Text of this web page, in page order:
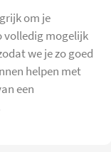
om je
volledig mogelijk
we je zo goed
helpen met
een